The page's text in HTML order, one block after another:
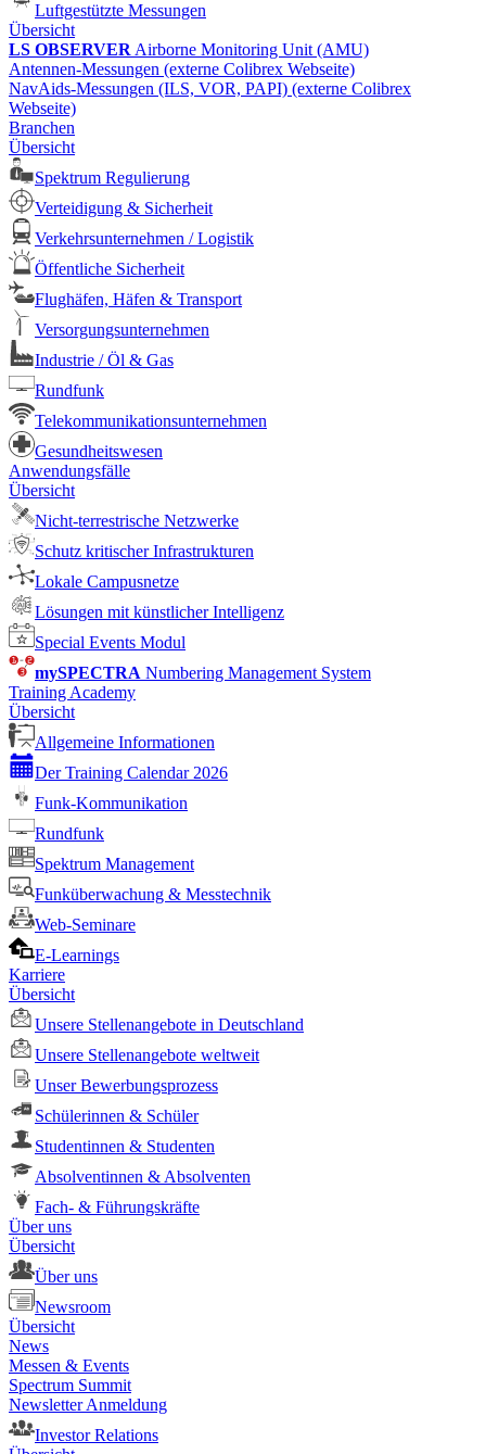
Luftgestützte Messungen
Übersicht
LS OBSERVER Airborne Monitoring Unit (AMU)
Antennen-Messungen (externe Colibrex Webseite)
NavAids-Messungen (ILS, VOR, PAPI) (externe Colibrex
Webseite)
Branchen
Übersicht
Spektrum Regulierung
Verteidigung & Sicherheit
Verkehrsunternehmen / Logistik
Öffentliche Sicherheit
Flughäfen, Häfen & Transport
Versorgungsunternehmen
Industrie / Öl & Gas
Rundfunk
Telekommunikationsunternehmen
Gesundheitswesen
Anwendungsfälle
Übersicht
Nicht-terrestrische Netzwerke
Schutz kritischer Infrastrukturen
Lokale Campusnetze
Lösungen mit künstlicher Intelligenz
Special Events Modul
mySPECTRA Numbering Management System
Training Academy
Übersicht
Allgemeine Informationen
Der Training Calendar 2026
Funk-Kommunikation
Rundfunk
Spektrum Management
Funküberwachung & Messtechnik
Web-Seminare
E-Learnings
Karriere
Übersicht
Unsere Stellenangebote in Deutschland
Unsere Stellenangebote weltweit
Unser Bewerbungsprozess
Schülerinnen & Schüler
Studentinnen & Studenten
Absolventinnen & Absolventen
Fach- & Führungskräfte
Über uns
Übersicht
Über uns
Newsroom
Übersicht
News
Messen & Events
Spectrum Summit
Newsletter Anmeldung
Investor Relations